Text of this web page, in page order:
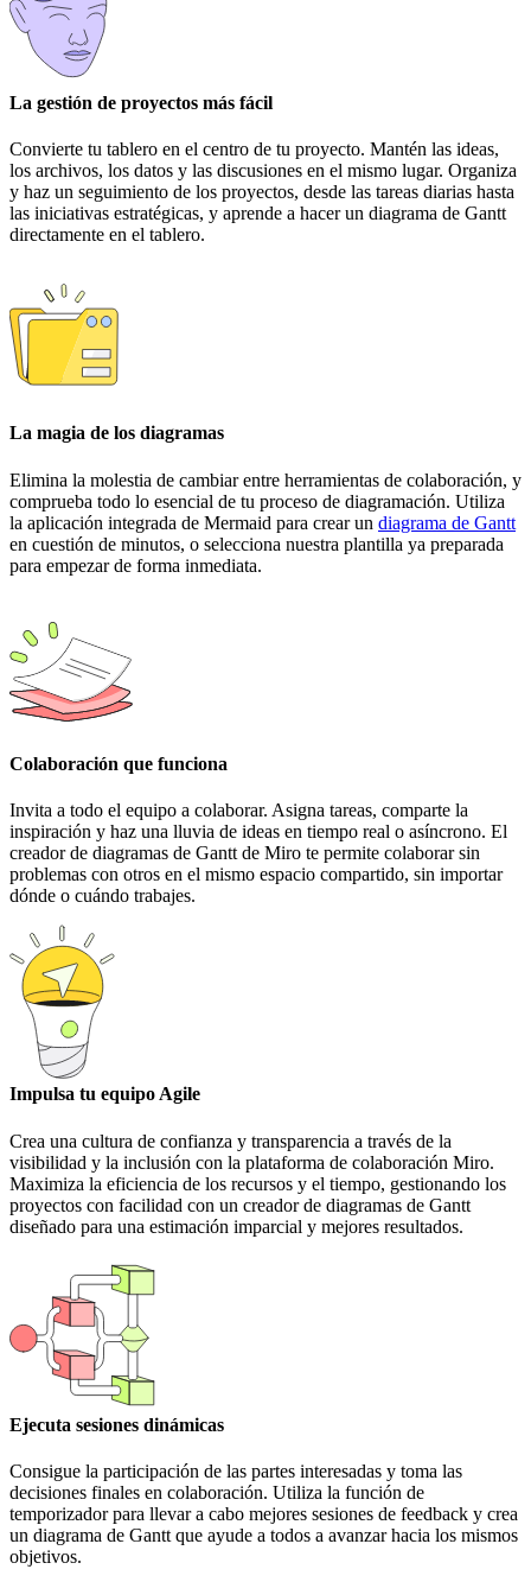
La gestión de proyectos más fácil
Convierte tu tablero en el centro de tu proyecto. Mantén las ideas,
los archivos, los datos y las discusiones en el mismo lugar. Organiza
y haz un seguimiento de los proyectos, desde las tareas diarias hasta
las iniciativas estratégicas, y aprende a hacer un diagrama de Gantt
directamente en el tablero.
La magia de los diagramas
Elimina la molestia de cambiar entre herramientas de colaboración, y
comprueba todo lo esencial de tu proceso de diagramación. Utiliza
la aplicación integrada de Mermaid para crear un diagrama de Gantt
en cuestión de minutos, o selecciona nuestra plantilla ya preparada
para empezar de forma inmediata.
Colaboración que funciona
Invita a todo el equipo a colaborar. Asigna tareas, comparte la
inspiración y haz una lluvia de ideas en tiempo real o asíncrono. El
creador de diagramas de Gantt de Miro te permite colaborar sin
problemas con otros en el mismo espacio compartido, sin importar
dónde o cuándo trabajes.
Impulsa tu equipo Agile
Crea una cultura de confianza y transparencia a través de la
visibilidad y la inclusión con la plataforma de colaboración Miro.
Maximiza la eficiencia de los recursos y el tiempo, gestionando los
proyectos con facilidad con un creador de diagramas de Gantt
diseñado para una estimación imparcial y mejores resultados.
Ejecuta sesiones dinámicas
Consigue la participación de las partes interesadas y toma las
decisiones finales en colaboración. Utiliza la función de
temporizador para llevar a cabo mejores sesiones de feedback y crea
un diagrama de Gantt que ayude a todos a avanzar hacia los mismos
objetivos.